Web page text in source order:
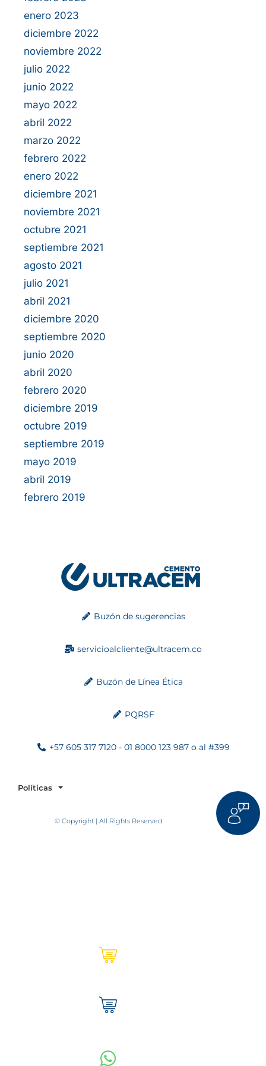
enero 2023
diciembre 2022
noviembre 2022
julio 2022
junio 2022
mayo 2022
abril 2022
marzo 2022
febrero 2022
enero 2022
diciembre 2021
noviembre 2021
octubre 2021
septiembre 2021
agosto 2021
julio 2021
abril 2021
diciembre 2020
septiembre 2020
junio 2020
abril 2020
febrero 2020
diciembre 2019
octubre 2019
septiembre 2019
mayo 2019
abril 2019
febrero 2019
Buzón de sugerencias
servicioalcliente@ultracem.co
Buzón de Línea Ética
PQRSF
+57 605 317 7120 - 01 8000 123 987 o al #399
Políticas
© Copyright | All Rights Reserved